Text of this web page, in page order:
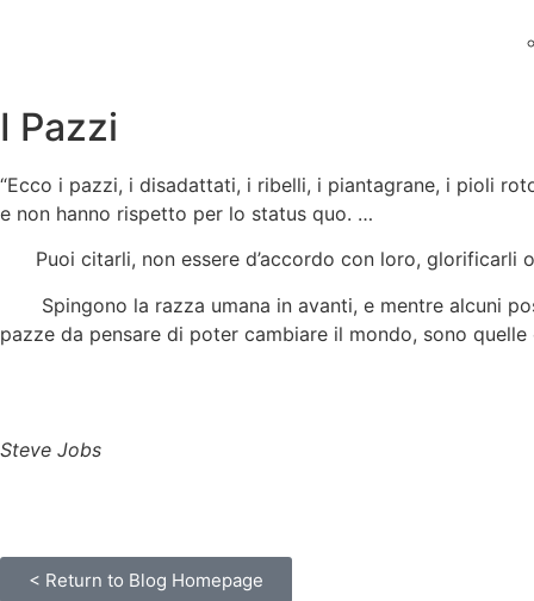
I Pazzi
“Ecco i pazzi, i disadattati, i ribelli, i piantagrane, i pioli
e non hanno rispetto per lo status quo. …
Puoi citarli, non essere d’accordo con loro, glorificarli
Spingono la razza umana in avanti, e mentre alcuni
pazze da pensare di poter cambiare il mondo, sono quelle
Steve Jobs
< Return to Blog Homepage